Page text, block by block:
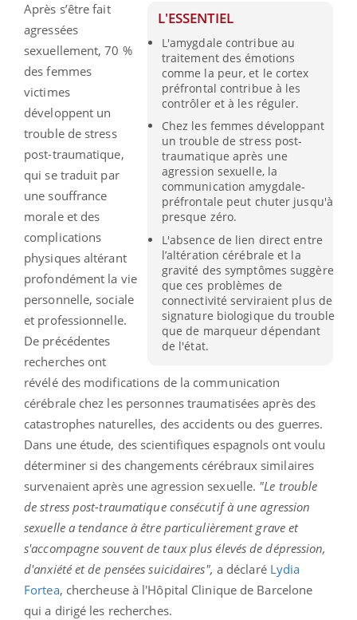
L'ESSENTIEL
L'amygdale contribue au
traitement des émotions
comme la peur, et le cortex
préfrontal contribue à les
contrôler et à les réguler.
Chez les femmes développant
un trouble de stress post-
traumatique après une
agression sexuelle, la
communication amygdale-
préfrontale peut chuter jusqu'à
presque zéro.
L'absence de lien direct entre
l’altération cérébrale et la
gravité des symptômes suggère
que ces problèmes de
connectivité serviraient plus de
signature biologique du trouble
que de marqueur dépendant
de l'état.
Après s’être fait
agressées
sexuellement, 70 %
des femmes
victimes
développent un
trouble de stress
post-traumatique,
qui se traduit par
une souffrance
morale et des
complications
physiques altérant
profondément la vie
personnelle, sociale
et professionnelle.
De précédentes
recherches ont
révélé des modifications de la communication
cérébrale chez les personnes traumatisées après des
catastrophes naturelles, des accidents ou des guerres.
Dans une étude, des scientifiques espagnols ont voulu
déterminer si des changements cérébraux similaires
survenaient après une agression sexuelle. "Le trouble
de stress post-traumatique consécutif à une agression
sexuelle a tendance à être particulièrement grave et
s'accompagne souvent de taux plus élevés de dépression,
d'anxiété et de pensées suicidaires", a déclaré Lydia
Fortea, chercheuse à l'Hôpital Clinique de Barcelone
qui a dirigé les recherches.